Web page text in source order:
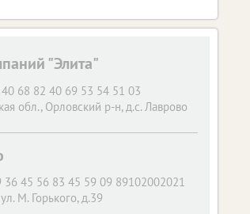
"Элита"
68 82 40 69 53 54 51 03
обл., Орловский р-н, д.с. Лаврово
36 45 56 83 45 59 09 89102002021
ул. М. Горького, д.39